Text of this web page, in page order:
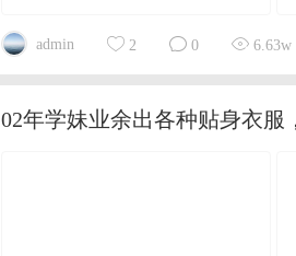
admin 2 0 6.63w
02年学妹业余出各种贴身衣服